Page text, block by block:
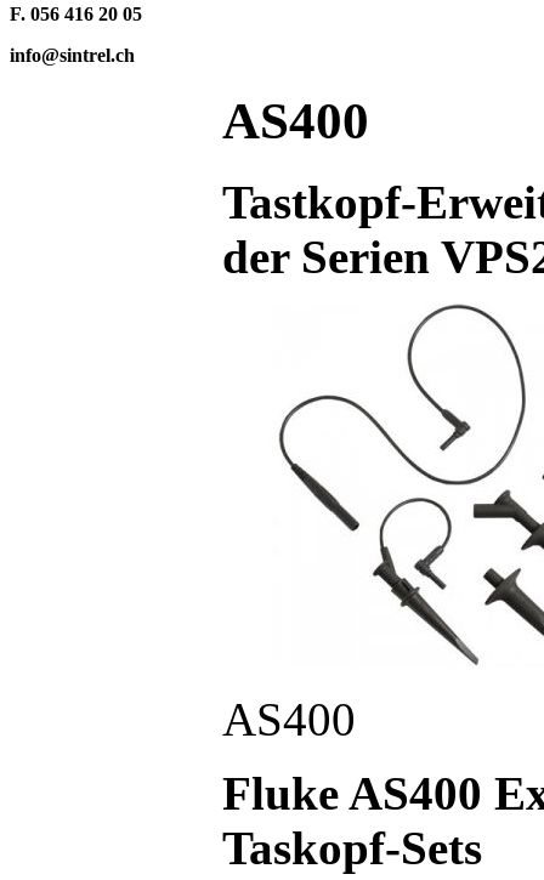
F. 056 416 20 05
info@sintrel.ch
AS400
Tastkopf-
der Serien
AS400
Fluke AS400
Taskopf-Sets